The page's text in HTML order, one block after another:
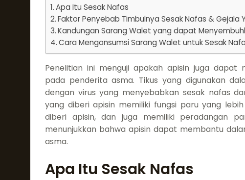
Apa Itu Sesak Nafas
Faktor Penyebab Timbulnya Sesak Nafas & Gejala
Kandungan Sarang Walet yang dapat
Cara Mengonsumsi Sarang Walet untuk Sesak
Penelitian ini menguji apakah apisin juga dapat
pada penderita asma. Tikus yang digunakan
dengan virus yang menyebabkan sesak nafas
yang diberi apisin memiliki fungsi paru yang
diberi apisin, dan juga memiliki peradangan
menunjukkan bahwa apisin dapat membantu
asma.
Apa Itu Sesak Nafas